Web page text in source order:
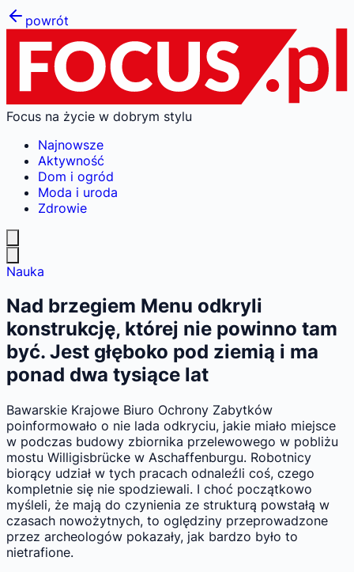
powrót
Focus na życie w dobrym stylu
Najnowsze
Aktywność
Dom i ogród
Moda i uroda
Zdrowie
Nauka
Nad brzegiem Menu odkryli
konstrukcję, której nie powinno tam
być. Jest głęboko pod ziemią i ma
ponad dwa tysiące lat
Bawarskie Krajowe Biuro Ochrony Zabytków
poinformowało o nie lada odkryciu, jakie miało miejsce
w podczas budowy zbiornika przelewowego w pobliżu
mostu Willigisbrücke w Aschaffenburgu. Robotnicy
biorący udział w tych pracach odnaleźli coś, czego
kompletnie się nie spodziewali. I choć początkowo
myśleli, że mają do czynienia ze strukturą powstałą w
czasach nowożytnych, to oględziny przeprowadzone
przez archeologów pokazały, jak bardzo było to
nietrafione.